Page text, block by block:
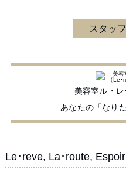
スタッ
美容室ル・レ
あなたの「なり
Le･reve, La･route,